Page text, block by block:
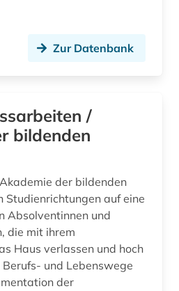
(6)
Zur Datenbank
/
bildenden
der bildenden
Studienrichtungen auf eine
Absolventinnen und
die mit ihrem
Haus verlassen und hoch
und Lebenswege
der